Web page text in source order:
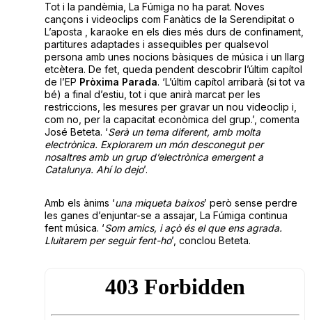
Tot i la pandèmia, La Fúmiga no ha parat. Noves
cançons i videoclips com Fanàtics de la Serendipitat o
L’aposta , karaoke en els dies més durs de confinament,
partitures adaptades i assequibles per qualsevol
persona amb unes nocions bàsiques de música i un llarg
etcètera. De fet, queda pendent descobrir l’últim capítol
de l’EP Pròxima Parada. ‘L’últim capítol arribarà (si tot va
bé) a final d’estiu, tot i que anirà marcat per les
restriccions, les mesures per gravar un nou videoclip i,
com no, per la capacitat econòmica del grup.’, comenta
José Beteta. ‘Serà un tema diferent, amb molta
electrònica. Explorarem un món desconegut per
nosaltres amb un grup d’electrònica emergent a
Catalunya. Ahí lo dejo’.
Amb els ànims ‘una miqueta baixos’ però sense perdre
les ganes d’enjuntar-se a assajar, La Fúmiga continua
fent música. ‘Som amics, i açò és el que ens agrada.
Lluitarem per seguir fent-ho’, conclou Beteta.